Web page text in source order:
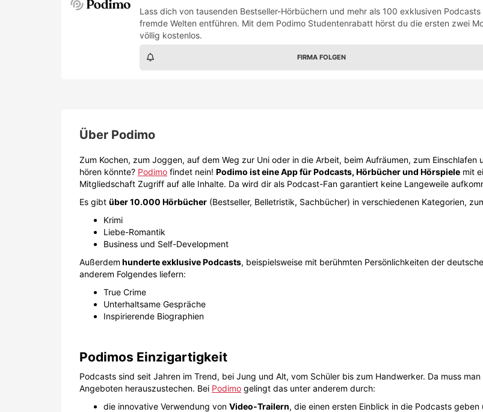
Lass dich von tausenden Bestseller-Hörbüchern und mehr als 100 exklusiven Podcasts
fremde Welten entführen. Mit dem Podimo Studentenrabatt hörst du die ersten zwei
völlig kostenlos.
FIRMA FOLGEN
Über Podimo
Zum Kochen, zum Joggen, auf dem Weg zur Uni oder in die Arbeit, beim Aufräumen, zum
hören könnte? Podimo findet nein! Podimo ist eine App für Podcasts, Hörbücher und Hörspiele mit
Mitgliedschaft Zugriff auf alle Inhalte. Da wird dir als Podcast-Fan garantiert keine Langeweile
Es gibt über 10.000 Hörbücher (Bestseller, Belletristik, Sachbücher) in verschiedenen Kategorien,
Krimi
Liebe-Romantik
Business und Self-Development
Außerdem hunderte exklusive Podcasts, beispielsweise mit berühmten Persönlichkeiten der
anderem Folgendes liefern:
True Crime
Unterhaltsame Gespräche
Inspirierende Biographien
Podimos Einzigartigkeit
Podcasts sind seit Jahren im Trend, bei Jung und Alt, vom Schüler bis zum Handwerker. Da muss
Angeboten herauszustechen. Bei Podimo gelingt das unter anderem durch:
die innovative Verwendung von Video-Trailern, die einen ersten Einblick in die Podcasts